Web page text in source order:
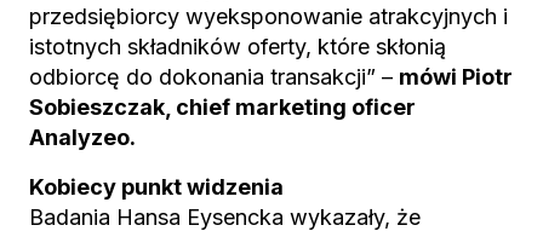
przedsiębiorcy wyeksponowanie atrakcyjnych i
istotnych składników oferty, które skłonią
odbiorcę do dokonania transakcji” – mówi Piotr
Sobieszczak, chief marketing oficer
Analyzeo.
Kobiecy punkt widzenia
Badania Hansa Eysencka wykazały, że